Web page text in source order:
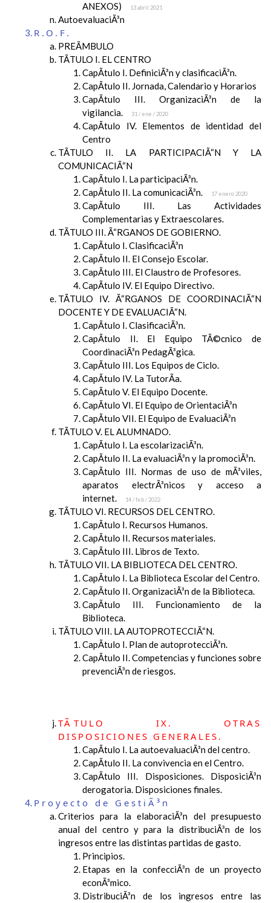
ANEXOS)
13 abril 2021
AutoevaluaciÃ³n
R.O.F.
PREÃMBULO
TÃTULO I. EL CENTRO
CapÃ­tulo I. DefiniciÃ³n y clasificaciÃ³n.
CapÃ­tulo II. Jornada, Calendario y Horarios
CapÃ­tulo III. OrganizaciÃ³n de la
vigilancia.
31 / ene / 2020
CapÃ­tulo IV. Elementos de identidad del
Centro
TÃTULO II. LA PARTICIPACIÃ“N Y LA
COMUNICACIÃ“N
CapÃ­tulo I. La participaciÃ³n.
CapÃ­tulo II. La comunicaciÃ³n.
17 enero 2020
CapÃ­tulo III. Las Actividades
Complementarias y Extraescolares.
TÃTULO III. Ã“RGANOS DE GOBIERNO.
CapÃ­tulo I. ClasificaciÃ³n
CapÃ­tulo II. El Consejo Escolar.
CapÃ­tulo III. El Claustro de Profesores.
CapÃ­tulo IV. El Equipo Directivo.
TÃTULO IV. Ã“RGANOS DE COORDINACIÃ“N
DOCENTE Y DE EVALUACIÃ“N.
CapÃ­tulo I. ClasificaciÃ³n.
CapÃ­tulo II. El Equipo TÃ©cnico de
CoordinaciÃ³n PedagÃ³gica.
CapÃ­tulo III. Los Equipos de Ciclo.
CapÃ­tulo IV. La TutorÃ­a.
CapÃ­tulo V. El Equipo Docente.
CapÃ­tulo VI. El Equipo de OrientaciÃ³n
CapÃ­tulo VII. El Equipo de EvaluaciÃ³n
TÃTULO V. EL ALUMNADO.
CapÃ­tulo I. La escolarizaciÃ³n.
CapÃ­tulo II. La evaluaciÃ³n y la promociÃ³n.
CapÃ­tulo III. Normas de uso de mÃ³viles,
aparatos electrÃ³nicos y acceso a
internet.
14 / feb / 2022
TÃTULO VI. RECURSOS DEL CENTRO.
CapÃ­tulo I. Recursos Humanos.
CapÃ­tulo II. Recursos materiales.
CapÃ­tulo III. Libros de Texto.
TÃTULO VII. LA BIBLIOTECA DEL CENTRO.
CapÃ­tulo I. La Biblioteca Escolar del Centro.
CapÃ­tulo II. OrganizaciÃ³n de la Biblioteca.
CapÃ­tulo III. Funcionamiento de la
Biblioteca.
TÃTULO VIII. LA AUTOPROTECCIÃ“N.
CapÃ­tulo I. Plan de autoprotecciÃ³n.
CapÃ­tulo II. Competencias y funciones sobre
prevenciÃ³n de riesgos.
TÃTULO IX. OTRAS
DISPOSICIONES GENERALES.
CapÃ­tulo I. La autoevaluaciÃ³n del centro.
CapÃ­tulo II. La convivencia en el Centro.
CapÃ­tulo III. Disposiciones. DisposiciÃ³n
derogatoria. Disposiciones finales.
Proyecto de GestiÃ³n
Criterios para la elaboraciÃ³n del presupuesto
anual del centro y para la distribuciÃ³n de los
ingresos entre las distintas partidas de gasto.
Principios.
Etapas en la confecciÃ³n de un proyecto
econÃ³mico.
DistribuciÃ³n de los ingresos entre las